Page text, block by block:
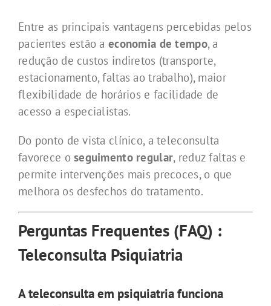
Entre as principais vantagens percebidas pelos
pacientes estão aeconomia de tempo, a
redução de custos indiretos (transporte,
estacionamento, faltas ao trabalho), maior
flexibilidade de horários e facilidade de
acesso a especialistas.
Do ponto de vista clínico, a teleconsulta
favorece oseguimento regular, reduz faltas e
permite intervenções mais precoces, o que
melhora os desfechos do tratamento.
Perguntas Frequentes (FAQ) :
Teleconsulta Psiquiatria
A teleconsulta em psiquiatria funciona